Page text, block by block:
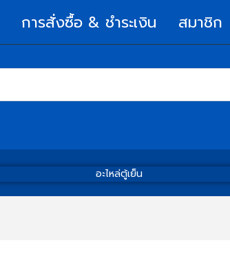
การสั่งซื้อ & ชำระเงิน สมาชิก
อะไหล่ตู้เย็น